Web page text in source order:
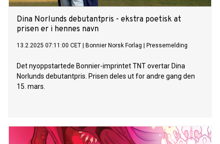
Dina Norlunds debutantpris - ekstra poetisk at
prisen er i hennes navn
13.2.2025 07:11:00 CET Bonnier Norsk Forlag Pressemelding
Det nyoppstartede Bonnier-imprintet TNT overtar Dina
Norlunds debutantpris. Prisen deles ut for andre gang den
15. mars.